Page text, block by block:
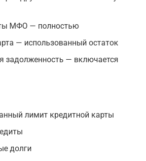
МФО — полностью
— использованный остаток
задолженность — включается
лимит кредитной карты
долги